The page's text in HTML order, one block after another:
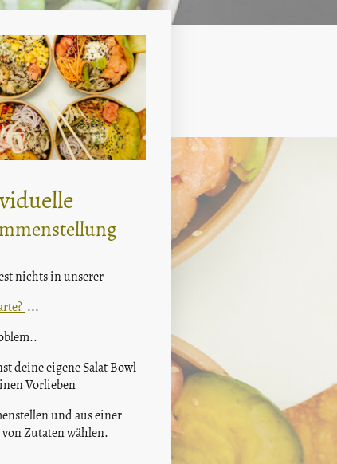
Anhänger mieten !
nichts in unserer
...
deine eigene Salat Bowl
Vorlieben
und aus einer
Zutaten wählen.